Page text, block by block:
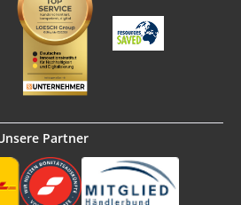
Partner